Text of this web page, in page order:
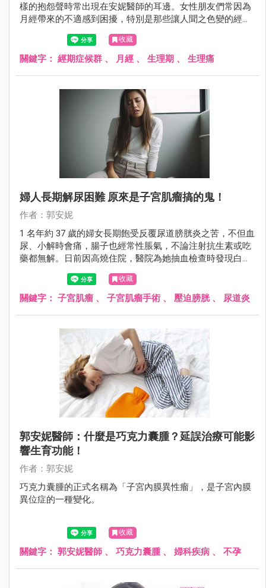
樣的抱怨聲時常出現在安妮醫師的耳邊。女性朋友們常因為
月經帶來的不適感到困擾，特別是那些讓人聞之色變的經期
症候群，在年齡介於 20 ~ 40 歲之間更是常見，尤其是在 25
~ 35 歲這個年齡段達到高峰。在這裡，安妮醫師將與大家分
享一些能夠幫助你揮別生理不適、重拾好氣色的建議。
收藏
關鍵字： 經期症候群 、 月經 、 生理期 、 生理痛
婦人長期解尿困難 原來是子宮肌瘤搞的鬼！
作者：郭安妮
1 名年約 37 歲的婦女長期飽受反覆尿道膀胱炎之苦，不但血
尿、小解時會痛，腸子也經常性脹氣，不論注射抗生素或吃
藥都無解。日前因高燒住院，醫院為她抽血檢查時發現白血
球數超標，血液裡滿佈細菌，同時檢查出她子宮裡長有 7、8
顆大小不一的肌瘤，其中 1 顆大約 8 公分大，向外壓迫到膀
胱和尿道，造成頻尿、排尿困難；另 1 顆壓迫到腸子，造成
收藏
關鍵字： 子宮肌瘤 、 子宮肌瘤手術 、 壓迫膀胱、 尿道炎
郭安妮醫師：什麼是巧克力囊腫？延誤治療可能影
響生育功能！
作者：郭安妮
巧克力囊腫的正式名稱為「子宮內膜異性瘤」，是子宮內膜
異位症的一種變化。
收藏
關鍵字： 郭安妮醫師 、 巧克力囊腫、 婦科疾病 、 不孕